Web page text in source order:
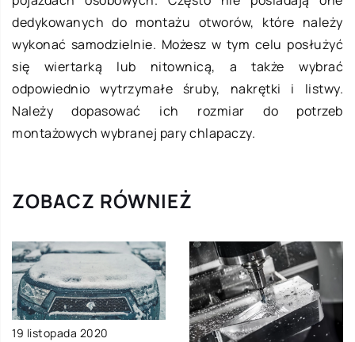
dedykowanych do montażu otworów, które należy
wykonać samodzielnie. Możesz w tym celu posłużyć
się wiertarką lub nitownicą, a także wybrać
odpowiednio wytrzymałe śruby, nakrętki i listwy.
Należy dopasować ich rozmiar do potrzeb
montażowych wybranej pary chlapaczy.
ZOBACZ RÓWNIEŻ
19 listopada 2020